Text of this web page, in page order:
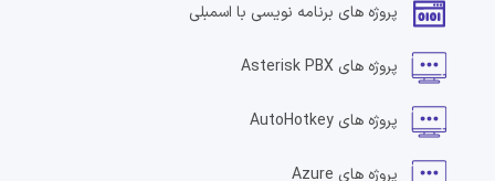
پروژه های برنامه نویسی با اسمبلی
پروژه های Asterisk PBX
پروژه های AutoHotkey
پروژه های Azure